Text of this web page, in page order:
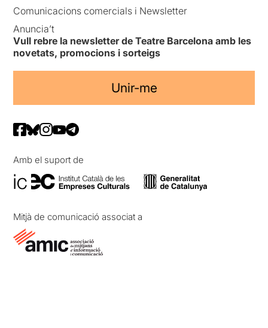
Comunicacions comercials i Newsletter
Anuncia’t
Vull rebre la newsletter de Teatre Barcelona amb les
novetats, promocions i sorteigs
Unir-me
Amb el suport de
Mitjà de comunicació associat a